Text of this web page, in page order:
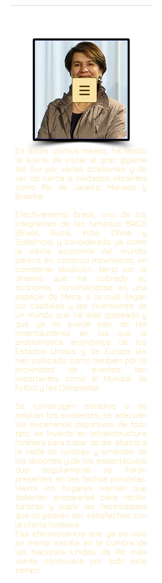
En estos últimos meses, he tenido
la suerte de visitar al gran gigante
del Sur por varias ocasiones, y de
ver de cerca a ciudades vibrantes
como Río de Janeiro, Manaos y
Brasilia.
Efectivamente Brasil, uno de los
integrantes de los famosos BRICS
(Brasil, Rusia, India, China y
Sudáfrica) y considerado ya como
la sexta economía del mundo,
parece en continuo movimiento, en
constante ebullición, tanto por la
dinamia que ha cobrado su
economía, convirtiéndose en una
especie de Meca a la cual llegan
los capitales y las inversiones de
un mundo que ha sido golpeado y
que ya no puede salir de las
incertidumbres en las que la
problemática económica de los
Estados Unidos y de Europa les
han colocado, como también por la
proximidad de eventos tan
importantes como el Mundial de
Fútbol y las Olimpíadas.
Se construyen estadios o se
amplían los existentes, se adecuan
los escenarios deportivos de todo
tipo, se invierte en infraestructura
hotelera para tratar de dar abasto a
la riada de turistas y amantes de
los deportes y de los espectáculos
que seguramente se harán
presentes en las fechas previstas.
Hasta los hogares sienten que
deberían prepararse para recibir
turistas y suplir las necesidades
que no podrán ser satisfechas con
la oferta hotelera.
Esa efervescencia que ya se vivió
en menor escala en la cumbre de
las Naciones Unidas de Río más
veinte, continuará por todo este
tiempo.